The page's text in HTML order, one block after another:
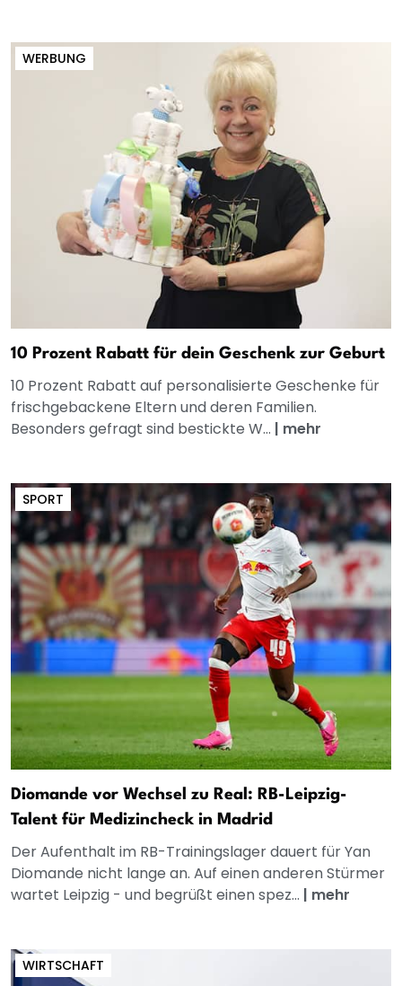
WERBUNG
10 Prozent Rabatt für dein Geschenk zur Geburt
10 Prozent Rabatt auf personalisierte Geschenke für
frischgebackene Eltern und deren Familien.
Besonders gefragt sind bestickte W... | mehr
SPORT
Diomande vor Wechsel zu Real: RB-Leipzig-
Talent für Medizincheck in Madrid
Der Aufenthalt im RB-Trainingslager dauert für Yan
Diomande nicht lange an. Auf einen anderen Stürmer
wartet Leipzig - und begrüßt einen spez... | mehr
WIRTSCHAFT